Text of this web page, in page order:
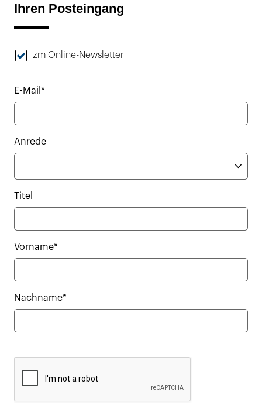
Ihren Posteingang
zm Online-Newsletter
E-Mail*
Anrede
Titel
Vorname*
Nachname*